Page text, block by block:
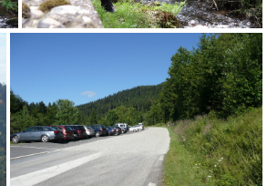
DSC03249